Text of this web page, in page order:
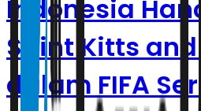
Indonesia
Saint Kitts
dalam FIFA